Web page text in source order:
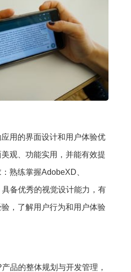
用的界面设计和用户体验优
观、功能实用，并能有效提
熟练掌握AdobeXD、
备优秀的视觉设计能力，有
，了解用户行为和用户体验
品的整体规划与开发管理，